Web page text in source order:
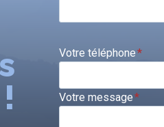
Votre téléphone*
Votre message*